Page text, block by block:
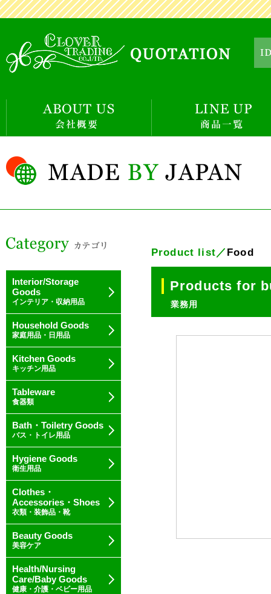
Interior/Storage
Goods
インテリア・収納用品
Household Goods
家庭用品・日用品
Kitchen Goods
キッチン用品
Tableware
食器類
Bath・Toiletry Goods
バス・トイレ用品
Hygiene Goods
衛生用品
Clothes・
Accessories・Shoes
衣類・装飾品・靴
Beauty Goods
美容ケア
Health/Nursing
Care/Baby Goods
健康・介護・ベビー用品
Product list／ Food
Products for
業務用